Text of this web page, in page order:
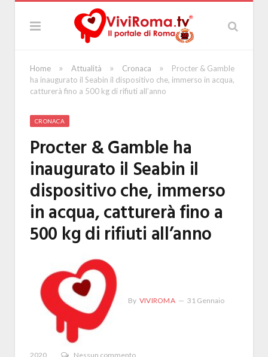
Home » Attualità » Cronaca »
Procter & Gamble
ha inaugurato il Seabin il dispositivo che, immerso in acqua,
catturerà fino a 500 kg di rifiuti all’anno
CRONACA
Procter & Gamble ha
inaugurato il Seabin il
dispositivo che, immerso
in acqua, catturerà fino a
500 kg di rifiuti all’anno
By VIVIROMA 31 Gennaio
2020 Nessun commento